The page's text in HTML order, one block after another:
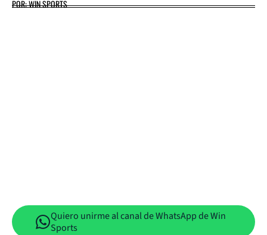
POR: WIN SPORTS
Quiero unirme al canal de WhatsApp de Win
Sports